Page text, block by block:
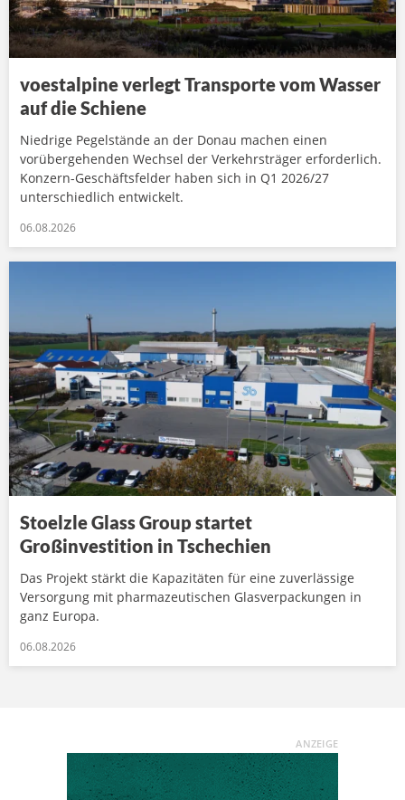
voestalpine verlegt Transporte vom Wasser
auf die Schiene
Niedrige Pegelstände an der Donau machen einen
vorübergehenden Wechsel der Verkehrsträger erforderlich.
Konzern-Geschäftsfelder haben sich in Q1 2026/27
unterschiedlich entwickelt.
06.08.2026
Stoelzle Glass Group startet
Großinvestition in Tschechien
Das Projekt stärkt die Kapazitäten für eine zuverlässige
Versorgung mit pharmazeutischen Glasverpackungen in
ganz Europa.
06.08.2026
ANZEIGE